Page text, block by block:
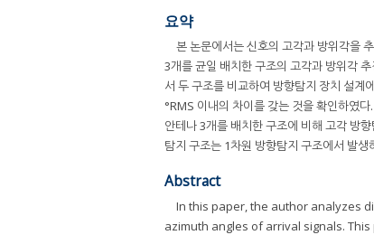
요약
본 논문에서는 신호의 고각과 방위각을
3개를 균일 배치한 구조의 고각과 방위각
서 두 구조를 비교하여 방향탐지 장치 설계
°RMS 이내의 차이를 갖는 것을 확인하였
안테나 3개를 배치한 구조에 비해 고각 방
탐지 구조는 1차원 방향탐지 구조에서 발
Abstract
In this paper, the author analyzes
azimuth angles of arrival signals.